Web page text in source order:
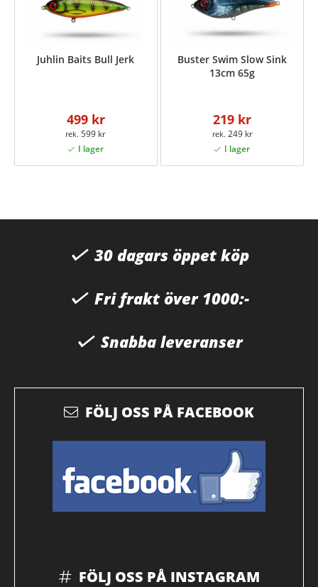
Juhlin Baits Bull Jerk
499 kr
599 kr
Buster Swim Slow Sink
13cm 65g
219 kr
249 kr
30 dagars öppet köp
Fri frakt över 1000:-
Snabba leveranser
FÖLJ OSS PÅ FACEBOOK
FÖLJ OSS PÅ INSTAGRAM